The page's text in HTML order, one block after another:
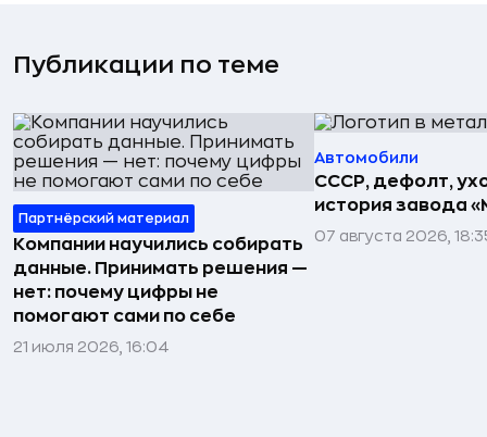
Публикации по теме
Партнёрский материал
Компании научились собирать
данные. Принимать решения —
нет: почему цифры не
помогают сами по себе
21 июля 2026, 16:04
Автомобили
СССР, дефолт,
история завода
07 августа 2026,